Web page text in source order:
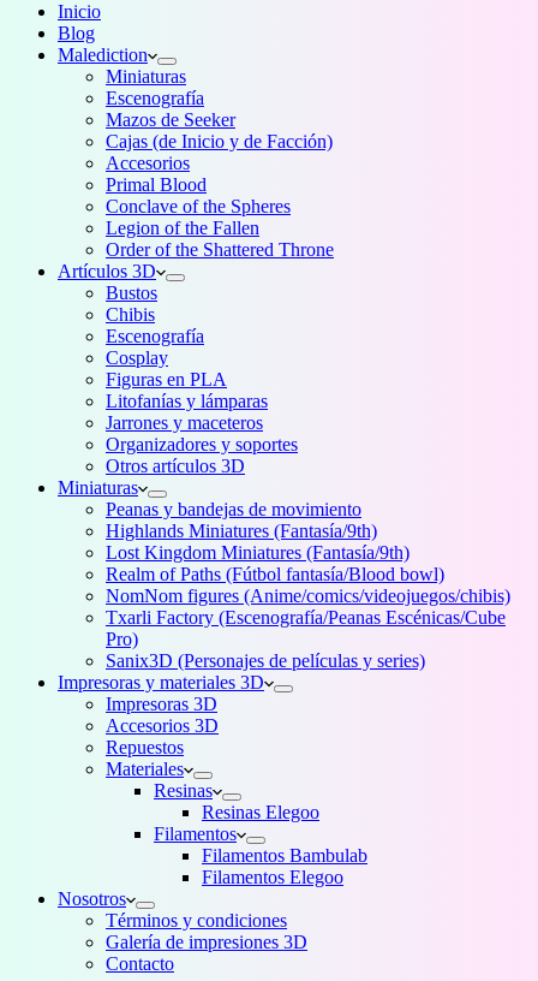
Inicio
Blog
Malediction
Miniaturas
Escenografía
Mazos de Seeker
Cajas (de Inicio y de Facción)
Accesorios
Primal Blood
Conclave of the Spheres
Legion of the Fallen
Order of the Shattered Throne
Artículos 3D
Bustos
Chibis
Escenografía
Cosplay
Figuras en PLA
Litofanías y lámparas
Jarrones y maceteros
Organizadores y soportes
Otros artículos 3D
Miniaturas
Peanas y bandejas de movimiento
Highlands Miniatures (Fantasía/9th)
Lost Kingdom Miniatures (Fantasía/9th)
Realm of Paths (Fútbol fantasía/Blood bowl)
NomNom figures (Anime/comics/videojuegos/chibis)
Txarli Factory (Escenografía/Peanas Escénicas/Cube
Pro)
Sanix3D (Personajes de películas y series)
Impresoras y materiales 3D
Impresoras 3D
Accesorios 3D
Repuestos
Materiales
Resinas
Resinas Elegoo
Filamentos
Filamentos Bambulab
Filamentos Elegoo
Nosotros
Términos y condiciones
Galería de impresiones 3D
Contacto